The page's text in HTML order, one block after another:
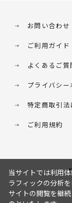
お問い合わせ
ご利用ガイド
よくあるご質
プライバシー
特定商取引法
ご利用規約
当サイトでは利用
ラフィックの分析
サイトの閲覧を継